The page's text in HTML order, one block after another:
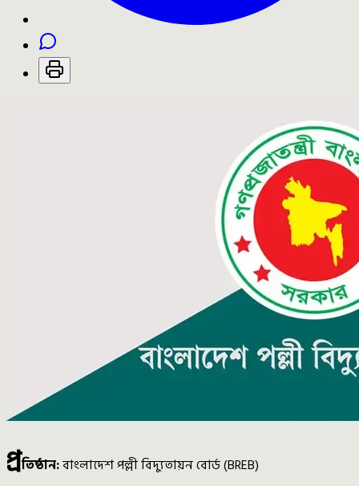
প্রতিষ্ঠান:বাংলাদেশ পল্লী বিদ্যুতায়ন বোর্ড (BREB)